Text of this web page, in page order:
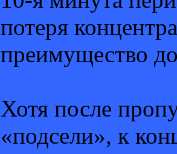
потеря
преимущество
Хотя после
«подсели», к